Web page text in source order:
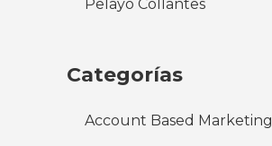
Pelayo Collantes
Categorías
Account Based Marketing